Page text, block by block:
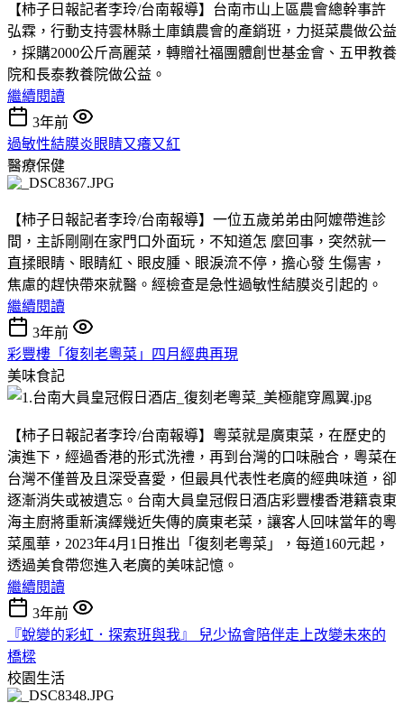
【柿子日報記者李玲/台南報導】台南市山上區農會總幹事許
弘霖，行動支持雲林縣土庫鎮農會的產銷班，力挺菜農做公益
，採購2000公斤高麗菜，轉贈社福團體創世基金會、五甲教養
院和長泰教養院做公益。
繼續閱讀
3年前
過敏性結膜炎眼睛又癢又紅
醫療保健
【柿子日報記者李玲/台南報導】一位五歲弟弟由阿嬤帶進診
間，主訴剛剛在家門口外面玩，不知道怎 麼回事，突然就一
直揉眼睛、眼睛紅、眼皮腫、眼淚流不停，擔心發 生傷害，
焦慮的趕快帶來就醫。經檢查是急性過敏性結膜炎引起的。
繼續閱讀
3年前
彩豐樓「復刻老粵菜」四月經典再現
美味食記
【柿子日報記者李玲/台南報導】粵菜就是廣東菜，在歷史的
演進下，經過香港的形式洗禮，再到台灣的口味融合，粵菜在
台灣不僅普及且深受喜愛，但最具代表性老廣的經典味道，卻
逐漸消失或被遺忘。台南大員皇冠假日酒店彩豐樓香港籍袁東
海主廚將重新演繹幾近失傳的廣東老菜，讓客人回味當年的粵
菜風華，2023年4月1日推出「復刻老粵菜」，每道160元起，
透過美食帶您進入老廣的美味記憶。
繼續閱讀
3年前
『蛻變的彩虹．探索班與我』 兒少協會陪伴走上改變未來的
橋樑
校園生活